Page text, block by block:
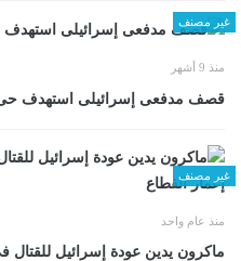
غير مصنف
منذ 9 أشهر
قصف مدفعى إسرائيلى استهدف
غير مصنف
منذ عام واحد
ماكرون يدين عودة إسرائيل